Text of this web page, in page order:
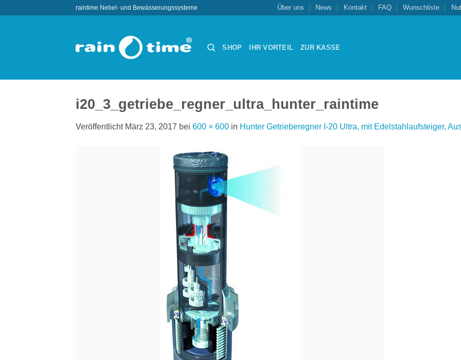
raintime Nebel- und Bewässerungssysteme Über uns News Kontakt FAQ Wunschliste
SHOP IHR VORTEIL ZUR KASSE
i20_3_getriebe_regner_ultra_hunter_raintime
Veröffentlicht März 23, 2017 bei 600 × 600 in Hunter Getrieberegner I-20 Ultra, mit Edelstahlaufsteiger,